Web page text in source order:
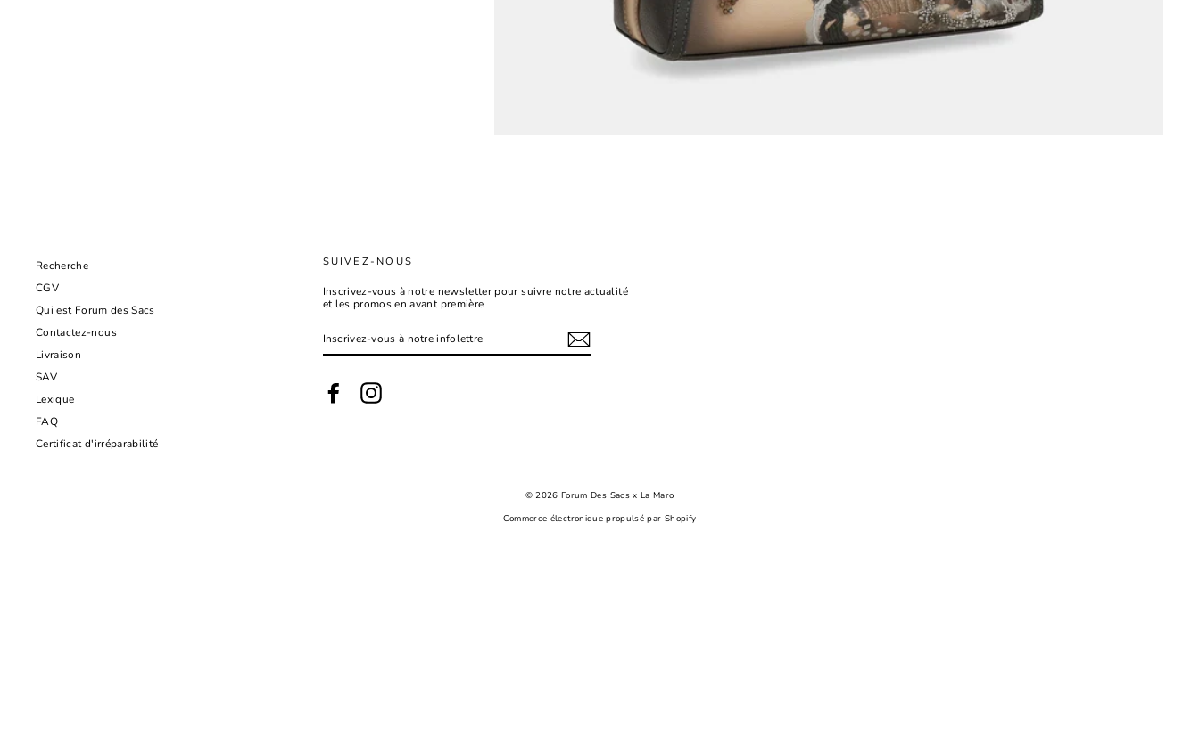
Recherche
CGV
Qui est Forum des Sacs
Contactez-nous
Livraison
SAV
Lexique
FAQ
Certificat d'irréparabilité
SUIVEZ-NOUS
Inscrivez-vous à notre newsletter pour suivre notre actualité
et les promos en avant première
VOUS
NOTRE
FacebookInstagram
© 2026 Forum Des Sacs x La Maro
Commerce électronique propulsé par Shopify